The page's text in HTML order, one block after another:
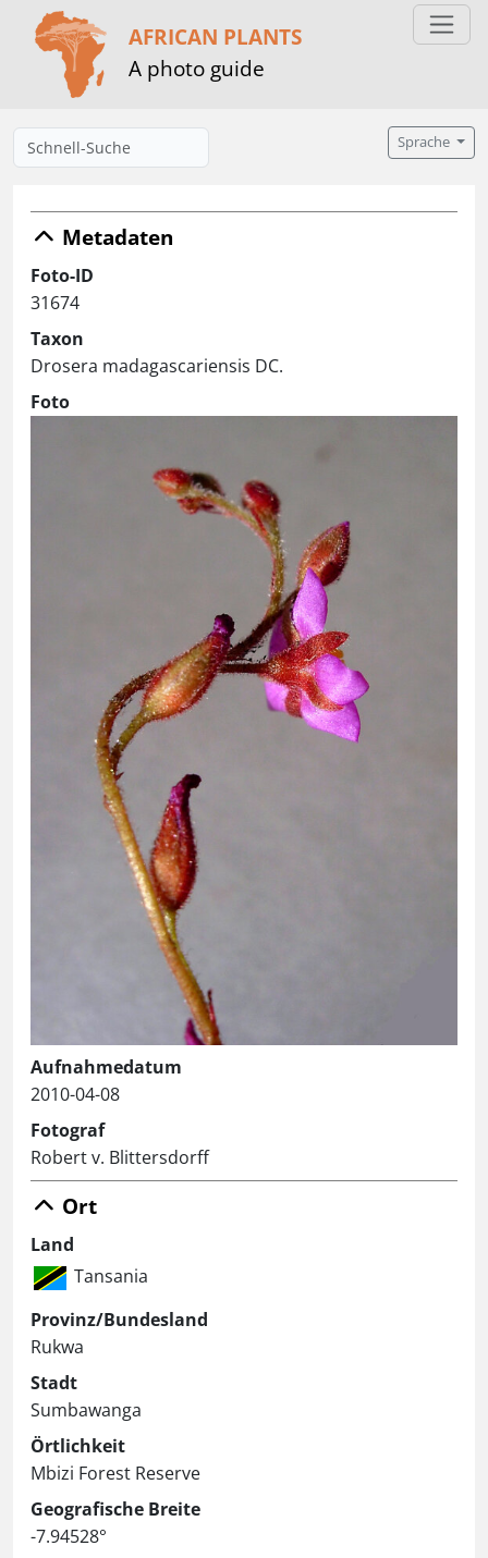
AFRICAN PLANTS
A photo guide
Sprache
Metadaten
Foto-ID
31674
Taxon
Drosera madagascariensis DC.
Foto
Aufnahmedatum
2010-04-08
Fotograf
Robert v. Blittersdorff
Ort
Land
Tansania
Provinz/Bundesland
Rukwa
Stadt
Sumbawanga
Örtlichkeit
Mbizi Forest Reserve
Geografische Breite
-7.94528°